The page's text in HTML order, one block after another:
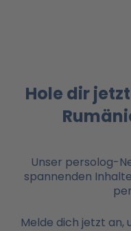
Hole dir
Unser persolog-
spannenden
Melde dich jetzt an,